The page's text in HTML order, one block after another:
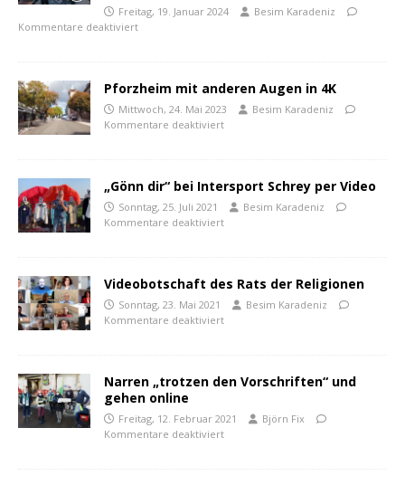
Freitag, 19. Januar 2024
Besim Karadeniz
Kommentare deaktiviert
Pforzheim mit anderen Augen in 4K
Mittwoch, 24. Mai 2023
Besim Karadeniz
Kommentare deaktiviert
„Gönn dir“ bei Intersport Schrey per Video
Sonntag, 25. Juli 2021
Besim Karadeniz
Kommentare deaktiviert
Videobotschaft des Rats der Religionen
Sonntag, 23. Mai 2021
Besim Karadeniz
Kommentare deaktiviert
Narren „trotzen den Vorschriften“ und
gehen online
Freitag, 12. Februar 2021
Björn Fix
Kommentare deaktiviert